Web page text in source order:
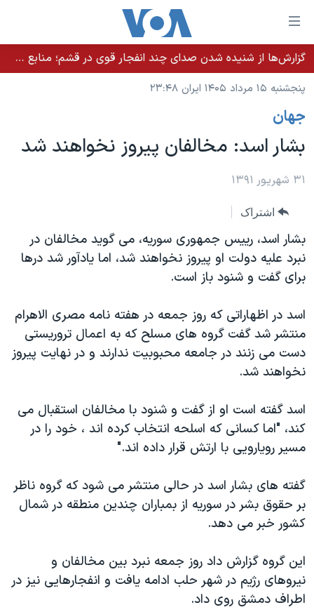
لینکهای
قابل
دسترسی
جهش
محتوای
اصلی
جهش
اصلی
جهش
به
جستجو
خانه
نسخه سبک وب‌سایت
موضوع ها
ایران
آمریکا
گزیده‌ها
ویژه برنامه‌ها
فرهنگ و زندگی
حقوق شهروندی
اقتصادی
علم و فناوری
اسرائیل در جنگ
گالری عکس
آرشیو پخش زنده
برنامه های تلویزیونی
جدول برنامه ها
صفحه‌های ویژه
عملیات خشم حماسی
۲۵۰سالگی آمریکا
مستندها
انتخابات ریاست جمهوری آمریکا ۲۰۲۴
حمله جمهوری اسلامی به اسرائیل
رمز مهسا
ورزش زنان در ایران
اعتراضات زن، زندگی، آزادی
مجموعه مستندهای دادخواهی
تریبونال مردمی آبان ۹۸
دادگاه حمید نوری
چهل سال گروگان‌گیری
قانون شفافیت دارائی کادر رهبری ایران
اعتراضات مردمی آبان ۹۸
پخش رادیویی
یادگیری زبان انگلیسی
دنبال کنید
زبانهای مختلف
گزارش‌ها از شنیده شدن صدای چند انفجار قوی در قشم؛ منابع حکومتی می‌گویند درگیری در تنگه هرمز بود
پنجشنبه ۱۵ مرداد ۱۴۰۵ ایران ۲۳:۴۸
جهان
بشار اسد: مخالفان پیروز نخواهند شد
۳۱ شهریور ۱۳۹۱
اشتراک
بشار اسد، رییس جمهوری سوریه، می گوید مخالفان در
نبرد علیه دولت او پیروز نخواهند شد، اما یادآور شد درها
برای گفت و شنود باز است.
اسد در اظهاراتی که روز جمعه در هفته نامه مصری الاهرام
منتشر شد گفت گروه های مسلح که به اعمال تروریستی
دست می زنند در جامعه محبوبیت ندارند و در نهایت پیروز
نخواهند شد.
اسد گفته است او از گفت و شنود با مخالفان استقبال می
کند، "اما کسانی که اسلحه انتخاب کرده اند ، خود را در
مسیر رویارویی با ارتش قرار داده اند."
گفته های بشار اسد در حالی منتشر می شود که گروه ناظر
بر حقوق بشر در سوریه از بمباران چندین منطقه در شمال
کشور خبر می دهد.
این گروه گزارش داد روز جمعه نبرد بین مخالفان و
نیروهای رژیم در شهر حلب ادامه یافت و انفجارهایی نیز در
اطراف دمشق روی داد.